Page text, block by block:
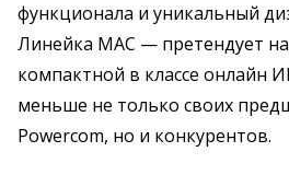
функционала и уникальный
Линейка MAC — претендует
компактной в классе онлайн
меньше не только своих
Powercom, но и конкурентов.